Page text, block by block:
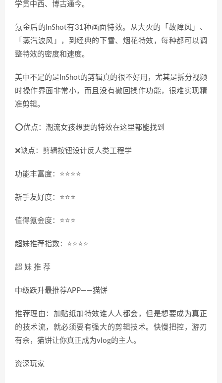
学贯中西、博古通今。
氪金后的InShot有31种画面特效。从大火的「故障风」、
「蒸汽波风」，到经典的下雪、烟花特效，每种都可以调
整特效的密度和速度。
美中不足的是InShot的剪辑真的很不好用，尤其是拆分视频
时操作界面非常小，而且没有撤回操作功能，很难实现精
准剪辑。
⭕️优点：潮流女孩想要的特效在这里都能找到
❌缺点：剪辑按钮设计反人类工程学
功能丰富度：⭐️⭐️⭐️⭐️
新手友好度：⭐️⭐️⭐️
值得氪金度：⭐️⭐️⭐️
超妹推荐指数：⭐️⭐️⭐️⭐️
超 妹 推 荐
中级跃升最推荐APP——猫饼
推荐理由：加贴纸加特效谁人人都会，但是想要成为真正
的技术流，就必须要有强大的剪辑技术。快慢把控，游刃
有余，猫饼让你真正成为vlog的主人。
资深玩家